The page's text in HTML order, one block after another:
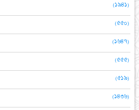
(১৯৪১)
(৫৫০)
(১৬৪৭)
(৫৫৫)
(৫১৯)
(১৪৩৬)